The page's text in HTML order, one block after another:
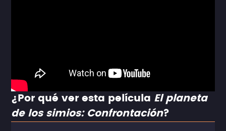
¿Por qué ver esta película El planeta
de los simios: Confrontación?